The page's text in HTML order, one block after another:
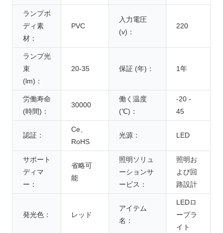
ランプボ
ディ素
材：
PVC
入力電圧
(v)：
220
ランプ光
束
(lm)：
20-35 保証 (年)： 1年
労働寿命
(時間)：
30000
働く温度
(℃)：
-20 -
45
認証：
Ce、
RoHS
光源： LED
サポート
ディマ
ー：
省略可
能
照明ソリュ
ーションサ
ービス：
照明お
よび回
路設計
発光色： レッド
アイテム
名：
LEDロ
ープラ
イト